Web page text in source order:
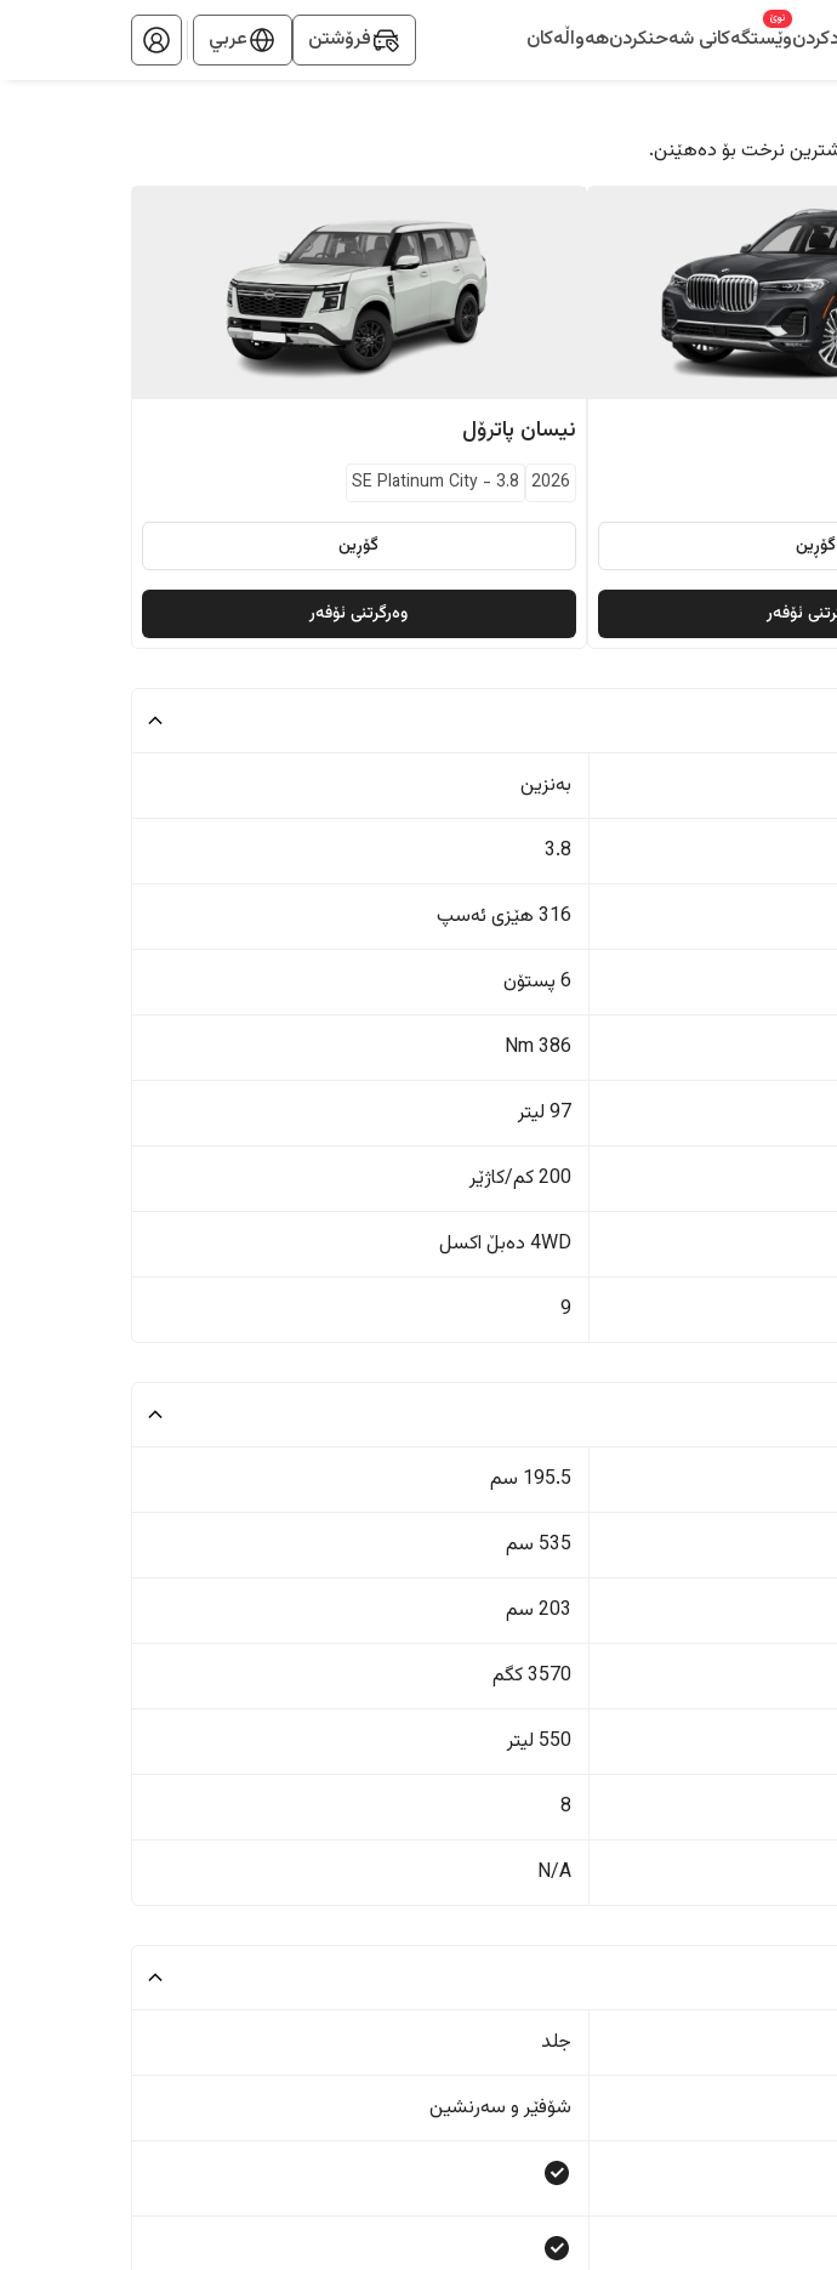
وێستگەکانی شەحنکردن
نوێ
هەواڵەکان فرۆشتن عربي
نرخت بۆ دەهێنن.
گۆڕین
ئۆفەر
نیسان پاترۆل
2026
SE Platinum City- 3.8
گۆڕین
وەرگرتنی ئۆفەر
بەنزین
3.8
316 هێزی ئەسپ
6 پستۆن
386 Nm
97 لیتر
200 کم/کاژێر
4WD دەبڵ اکسل
9
195.5 سم
535 سم
203 سم
3570 کگم
550 لیتر
8
N/A
جلد
شۆفێر و سەرنشین